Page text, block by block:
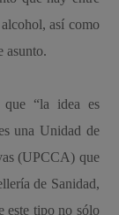
así como
asunto.
que “la idea es
una Unidad de
(UPCCA) que
de Sanidad,
este tipo no sólo